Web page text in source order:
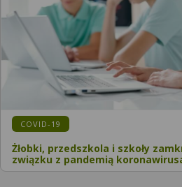
KATEGORIA:
COVID-19
Żłobki, przedszkola i szkoły
związku z pandemią